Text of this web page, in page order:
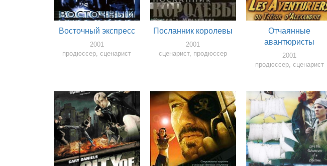
Восточный экспресс
2001
продюссер, сценарист
Посланник королевы
2001
сценарист, продюссер
Отчаянные
авантюристы
2001
продюссер, сценарист